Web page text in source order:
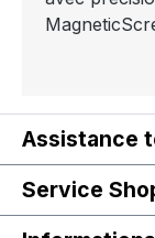
Assistance
Service